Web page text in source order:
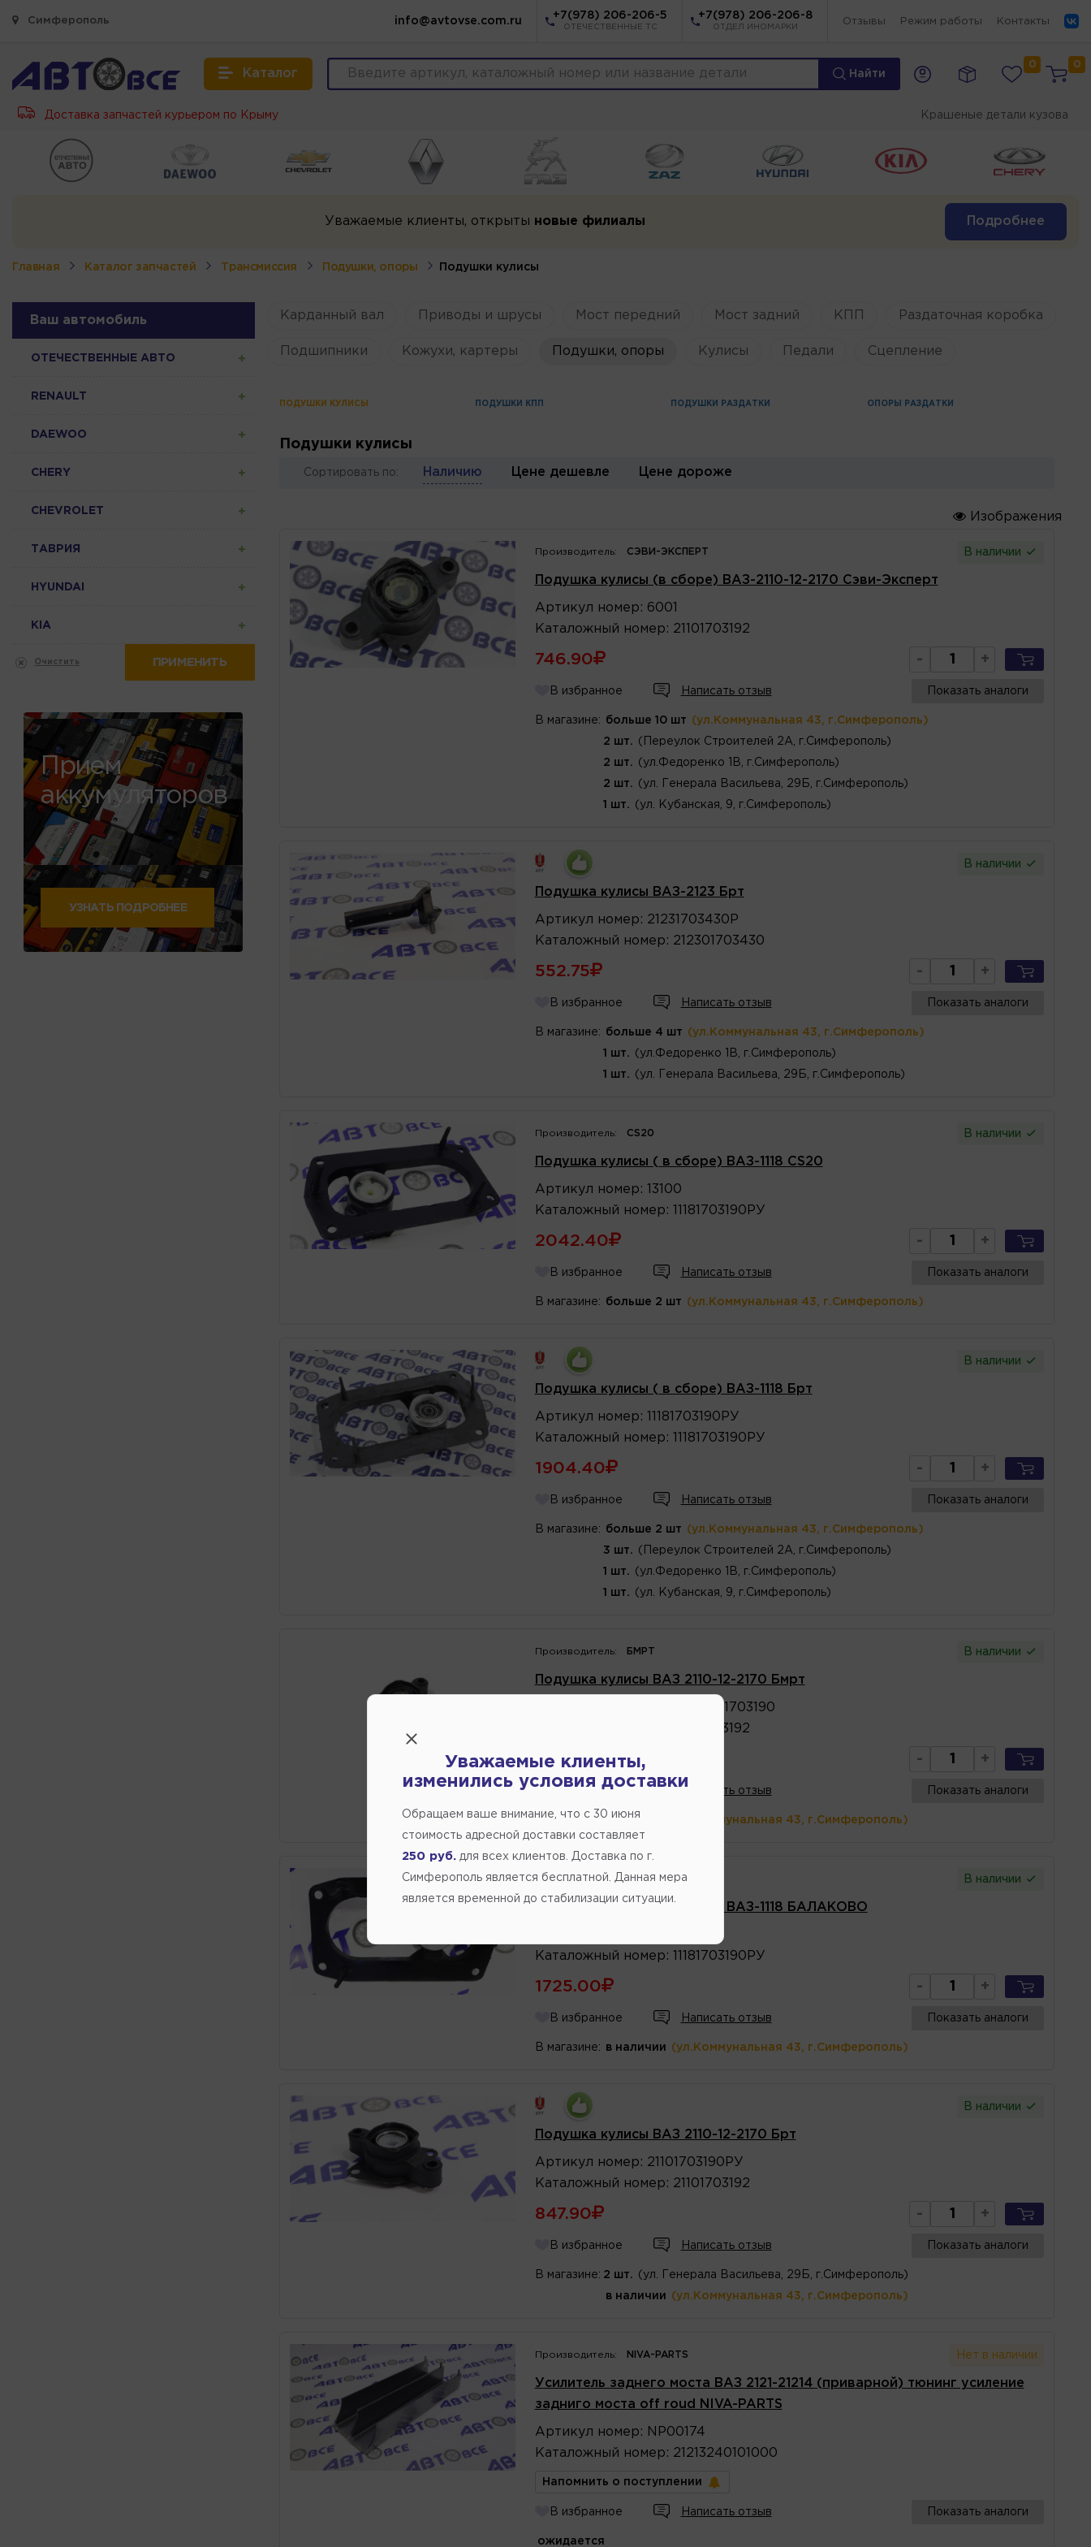
Симферополь info@avtovse.com.ru
+7(978) 206-206-5
ОТЕЧЕСТВЕННЫЕ ТС
+7(978) 206-206-8
ОТДЕЛ ИНОМАРКИ
Отзывы Режим работы Контакты
Каталог Найти
0 0
Доставка запчастей курьером по Крыму Крашеные детали кузова
Уважаемые клиенты, открыты новые филиалы Подробнее
Главная Каталог запчастей Трансмиссия Подушки, опоры Подушки кулисы
Ваш автомобиль
ОТЕЧЕСТВЕННЫЕ АВТО
RENAULT
DAEWOO
CHERY
CHEVROLET
ТАВРИЯ
HYUNDAI
KIA
Очистить ПРИМЕНИТЬ
Прием
аккумуляторов
УЗНАТЬ ПОДРОБНЕЕ
Карданный вал Приводы и шрусы Мост передний Мост задний КПП Раздаточная коробка
Подшипники Кожухи, картеры Подушки, опоры Кулисы Педали Сцепление
ПОДУШКИ КУЛИСЫ ПОДУШКИ КПП ПОДУШКИ РАЗДАТКИ ОПОРЫ РАЗДАТКИ
Подушки кулисы
Сортировать по: Наличию Цене дешевле Цене дороже
Изображения
Производитель: СЭВИ-ЭКСПЕРТ В наличии
Подушка кулисы (в сборе) ВАЗ-2110-12-2170 Сэви-Эксперт
Артикул номер : 6001
Каталожный номер : 21101703192
746.90 - +
В избранное Написать отзыв Показать аналоги
В магазине: больше 10 шт (ул.Коммунальная 43, г.Симферополь)
2 шт. (Переулок Строителей 2А, г.Симферополь)
2 шт. (ул.Федоренко 1В, г.Симферополь)
2 шт. (ул. Генерала Васильева, 29Б, г.Симферополь)
1 шт. (ул. Кубанская, 9, г.Симферополь)
В наличии
Подушка кулисы ВАЗ-2123 Брт
Артикул номер : 21231703430Р
Каталожный номер : 212301703430
552.75 - +
В избранное Написать отзыв Показать аналоги
В магазине: больше 4 шт (ул.Коммунальная 43, г.Симферополь)
1 шт. (ул.Федоренко 1В, г.Симферополь)
1 шт. (ул. Генерала Васильева, 29Б, г.Симферополь)
Производитель: CS20 В наличии
Подушка кулисы ( в сборе) ВАЗ-1118 CS20
Артикул номер : 13100
Каталожный номер : 11181703190РУ
2042.40 - +
В избранное Написать отзыв Показать аналоги
В магазине: больше 2 шт (ул.Коммунальная 43, г.Симферополь)
В наличии
Подушка кулисы ( в сборе) ВАЗ-1118 Брт
Артикул номер : 11181703190РУ
Каталожный номер : 11181703190РУ
1904.40 - +
В избранное Написать отзыв Показать аналоги
В магазине: больше 2 шт (ул.Коммунальная 43, г.Симферополь)
3 шт. (Переулок Строителей 2А, г.Симферополь)
1 шт. (ул.Федоренко 1В, г.Симферополь)
1 шт. (ул. Кубанская, 9, г.Симферополь)
Производитель: БМРТ В наличии
Подушка кулисы ВАЗ 2110-12-2170 Бмрт
11090 / 21101703190
21101703192
750.60 - +
В избранное Написать отзыв Показать аналоги
В магазине: в наличии (ул.Коммунальная 43, г.Симферополь)
Производитель: БАЛАКОВО В наличии
Подушка кулисы ( в сборе) ВАЗ-1118 БАЛАКОВО
Каталожный номер : 11181703190РУ
1725.00 - +
В избранное Написать отзыв Показать аналоги
В магазине: в наличии (ул.Коммунальная 43, г.Симферополь)
В наличии
Подушка кулисы ВАЗ 2110-12-2170 Брт
Артикул номер : 21101703190РУ
Каталожный номер : 21101703192
847.90 - +
В избранное Написать отзыв Показать аналоги
В магазине: 2 шт. (ул. Генерала Васильева, 29Б, г.Симферополь)
в наличии (ул.Коммунальная 43, г.Симферополь)
Производитель: NIVA-PARTS Нет в наличии
Усилитель заднего моста ВАЗ 2121-21214 (приварной) тюнинг усиление
задниго моста off roud NIVA-PARTS
Артикул номер : NP00174
Каталожный номер : 21213240101000
Напомнить о поступлении
В избранное Написать отзыв Показать аналоги
ожидается
Уважаемые клиенты,
изменились условия доставки
Обращаем ваше внимание, что c 30 июня
стоимость адресной доставки составляет
250 руб. для всех клиентов. Доставка по г.
Симферополь является бесплатной. Данная мера
является временной до стабилизации ситуации.